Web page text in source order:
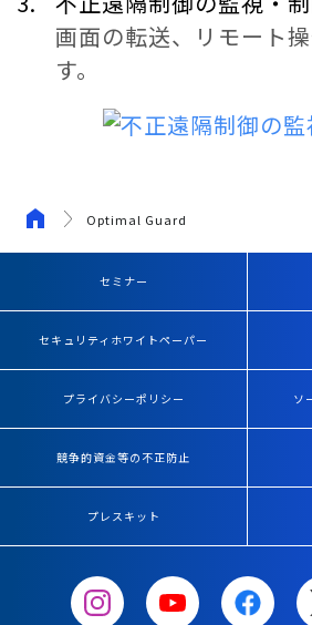
画面の転送、リモート
す。
Optimal Guard
セミナー
セキュリティホワイトペーパー
プライバシーポリシー ソ
競争的資金等の不正防止
プレスキット